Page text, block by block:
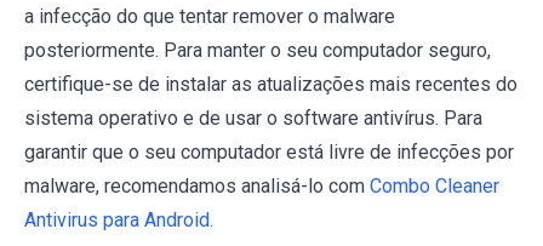
a infecção do que tentar remover o malware
posteriormente. Para manter o seu computador seguro,
certifique-se de instalar as atualizações mais recentes do
sistema operativo e de usar o software antivírus. Para
garantir que o seu computador está livre de infecções por
malware, recomendamos analisá-lo com Combo Cleaner
Antivirus para Android.